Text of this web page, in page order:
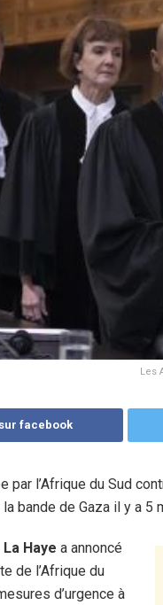
Les
facebook
par l’Afrique du Sud
bande de Gaza il y a 5
Haye a annoncé
de l’Afrique du
d’urgence à